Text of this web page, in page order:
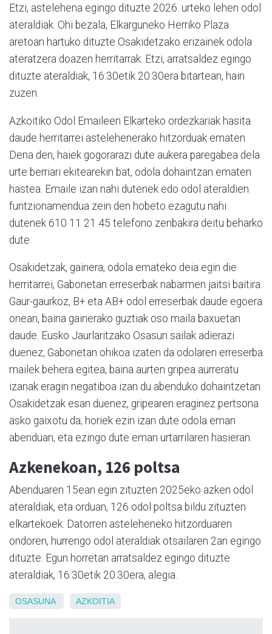
Etzi, astelehena egingo dituzte 2026. urteko lehen odol
ateraldiak. Ohi bezala, Elkarguneko Herriko Plaza
aretoan hartuko dituzte Osakidetzako erizainek odola
ateratzera doazen herritarrak. Etzi, arratsaldez egingo
dituzte ateraldiak, 16:30etik 20:30era bitartean, hain
zuzen.
Azkoitiko Odol Emaileen Elkarteko ordezkariak hasita
daude herritarrei astelehenerako hitzorduak ematen.
Dena den, haiek gogorarazi dute aukera paregabea dela
urte berriari ekitearekin bat, odola dohaintzan ematen
hastea. Emaile izan nahi dutenek edo odol ateraldien
funtzionamendua zein den hobeto ezagutu nahi
dutenek 610 11 21 45 telefono zenbakira deitu beharko
dute.
Osakidetzak, gainera, odola emateko deia egin die
herritarrei, Gabonetan erreserbak nabarmen jaitsi baitira.
Gaur-gaurkoz, B+ eta AB+ odol erreserbak daude egoera
onean, baina gainerako guztiak oso maila baxuetan
daude. Eusko Jaurlaritzako Osasun sailak adierazi
duenez, Gabonetan ohikoa izaten da odolaren erreserba
mailek behera egitea, baina aurten gripea aurreratu
izanak eragin negatiboa izan du abenduko dohaintzetan.
Osakidetzak esan duenez, gripearen eraginez pertsona
asko gaixotu da; horiek ezin izan dute odola eman
abenduan, eta ezingo dute eman urtarrilaren hasieran.
Azkenekoan, 126 poltsa
Abenduaren 15ean egin zituzten 2025eko azken odol
ateraldiak, eta orduan, 126 odol poltsa bildu zituzten
elkartekoek. Datorren asteleheneko hitzorduaren
ondoren, hurrengo odol ateraldiak otsailaren 2an egingo
dituzte. Egun horretan arratsaldez egingo dituzte
ateraldiak, 16:30etik 20:30era, alegia.
OSASUNA AZKOITIA